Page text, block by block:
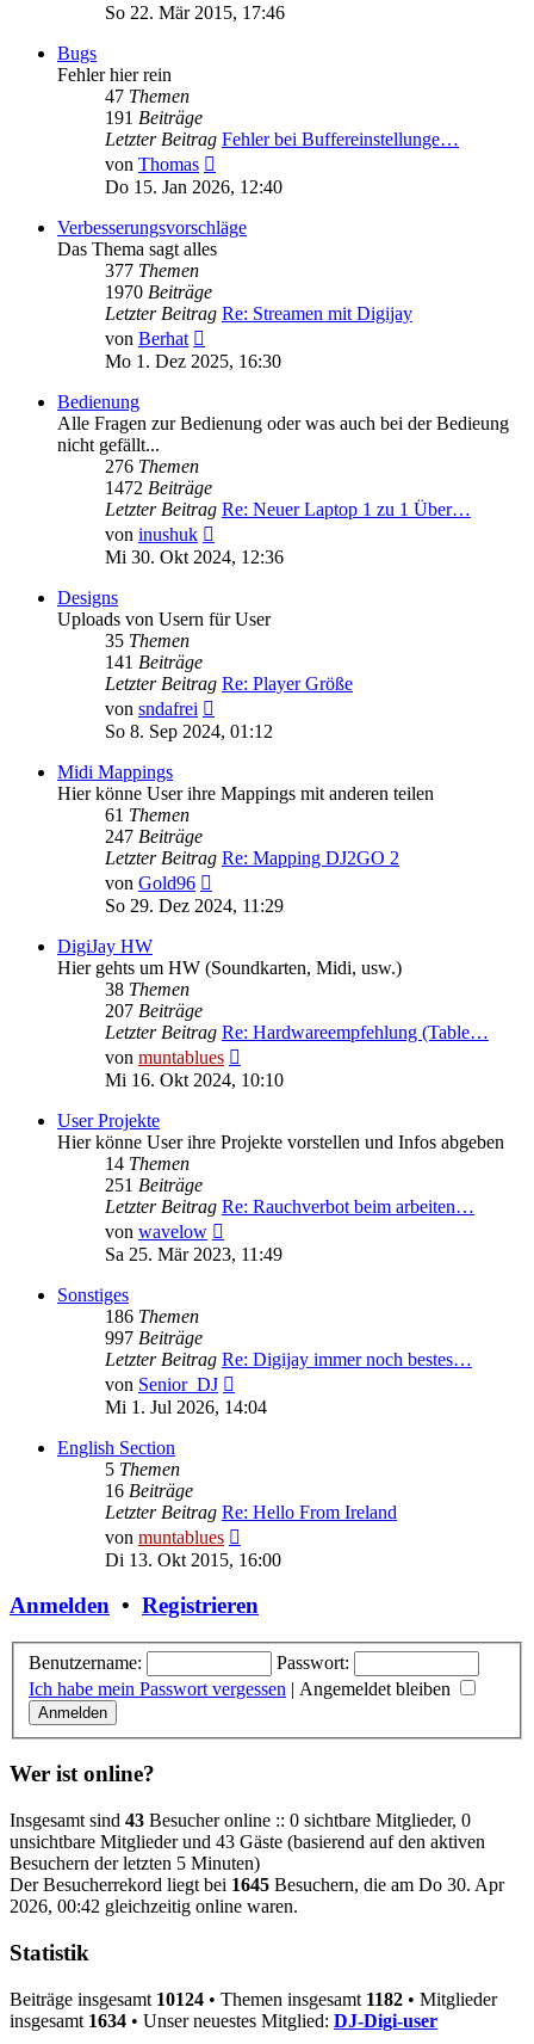
Beitrag
So 22. Mär 2015, 17:46
Bugs
Fehler hier rein
47 Themen
191 Beiträge
Letzter Beitrag Fehler bei Buffereinstellunge…
von Thomas
Beitrag
Do 15. Jan 2026, 12:40
Verbesserungsvorschläge
Das Thema sagt alles
377 Themen
1970 Beiträge
Letzter Beitrag Re: Streamen mit Digijay
von Berhat
Beitrag
Mo 1. Dez 2025, 16:30
Bedienung
Alle Fragen zur Bedienung oder was auch bei der Bedieung
nicht gefällt...
276 Themen
1472 Beiträge
Letzter Beitrag Re: Neuer Laptop 1 zu 1 Über…
von inushuk
Beitrag
Mi 30. Okt 2024, 12:36
Designs
Uploads von Usern für User
35 Themen
141 Beiträge
Letzter Beitrag Re: Player Größe
von sndafrei
Beitrag
So 8. Sep 2024, 01:12
Midi Mappings
Hier könne User ihre Mappings mit anderen teilen
61 Themen
247 Beiträge
Letzter Beitrag Re: Mapping DJ2GO 2
von Gold96
Beitrag
So 29. Dez 2024, 11:29
DigiJay HW
Hier gehts um HW (Soundkarten, Midi, usw.)
38 Themen
207 Beiträge
Letzter Beitrag Re: Hardwareempfehlung (Table…
von muntablues
Beitrag
Mi 16. Okt 2024, 10:10
User Projekte
Hier könne User ihre Projekte vorstellen und Infos abgeben
14 Themen
251 Beiträge
Letzter Beitrag Re: Rauchverbot beim arbeiten…
von wavelow
Beitrag
Sa 25. Mär 2023, 11:49
Sonstiges
186 Themen
997 Beiträge
Letzter Beitrag Re: Digijay immer noch bestes…
von Senior_DJ
Beitrag
Mi 1. Jul 2026, 14:04
English Section
5 Themen
16 Beiträge
Letzter Beitrag Re: Hello From Ireland
von muntablues
Beitrag
Di 13. Okt 2015, 16:00
Anmelden • Registrieren
Benutzername:
Passwort:
Ich habe mein Passwort vergessen | Angemeldet bleiben
Wer ist online?
Insgesamt sind 43 Besucher online :: 0 sichtbare Mitglieder, 0
unsichtbare Mitglieder und 43 Gäste (basierend auf den aktiven
Besuchern der letzten 5 Minuten)
Der Besucherrekord liegt bei 1645 Besuchern, die am Do 30. Apr
2026, 00:42 gleichzeitig online waren.
Statistik
Beiträge insgesamt 10124 • Themen insgesamt 1182 • Mitglieder
insgesamt 1634 • Unser neuestes Mitglied: DJ-Digi-user